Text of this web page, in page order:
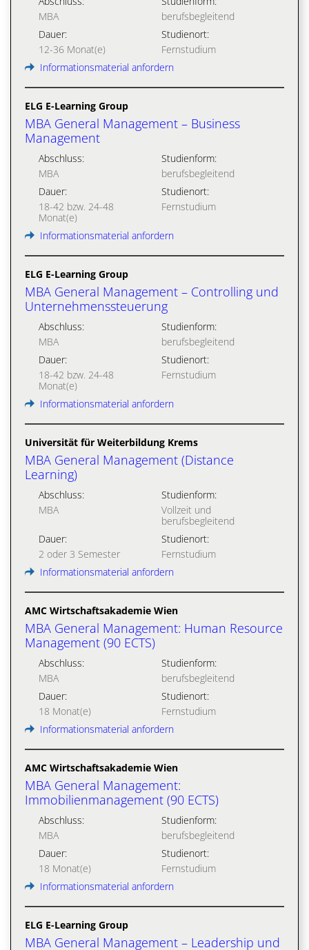
MBA
berufsbegleitend
Dauer:
12-36 Monat(e)
Studienort:
Fernstudium
Informationsmaterial anfordern
ELG E-Learning Group
MBA General Management – Business
Management
Abschluss:
MBA
Studienform:
berufsbegleitend
Dauer:
18-42 bzw. 24-48
Monat(e)
Studienort:
Fernstudium
Informationsmaterial anfordern
ELG E-Learning Group
MBA General Management – Controlling und
Unternehmenssteuerung
Abschluss:
MBA
Studienform:
berufsbegleitend
Dauer:
18-42 bzw. 24-48
Monat(e)
Studienort:
Fernstudium
Informationsmaterial anfordern
Universität für Weiterbildung Krems
MBA General Management (Distance
Learning)
Abschluss:
MBA
Studienform:
Vollzeit und
berufsbegleitend
Dauer:
2 oder 3 Semester
Studienort:
Fernstudium
Informationsmaterial anfordern
AMC Wirtschaftsakademie Wien
MBA General Management: Human Resource
Management (90 ECTS)
Abschluss:
MBA
Studienform:
berufsbegleitend
Dauer:
18 Monat(e)
Studienort:
Fernstudium
Informationsmaterial anfordern
AMC Wirtschaftsakademie Wien
MBA General Management:
Immobilienmanagement (90 ECTS)
Abschluss:
MBA
Studienform:
berufsbegleitend
Dauer:
18 Monat(e)
Studienort:
Fernstudium
Informationsmaterial anfordern
ELG E-Learning Group
MBA General Management – Leadership und